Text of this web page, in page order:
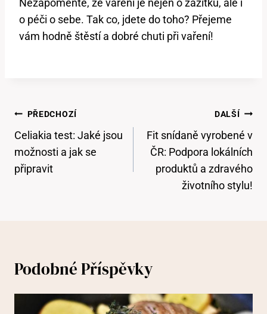
Nezapomeňte, že vaření je nejen o⁢ zážitku, ale ⁣i
o‍ péči o sebe. Tak co, jdete ⁢do toho? Přejeme
vám hodně‌ štěstí ⁣a dobré chuti při vaření!
Navigace
Pro
Příspěvek
PŘEDCHOZÍ
Celiakia test: Jaké jsou
možnosti a jak se
připravit
DALŠÍ
Fit snídaně vyrobené v
ČR: Podpora lokálních
produktů a zdravého
životního stylu!
Podobné Příspěvky